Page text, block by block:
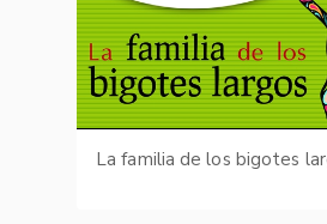
La familia de los bigotes